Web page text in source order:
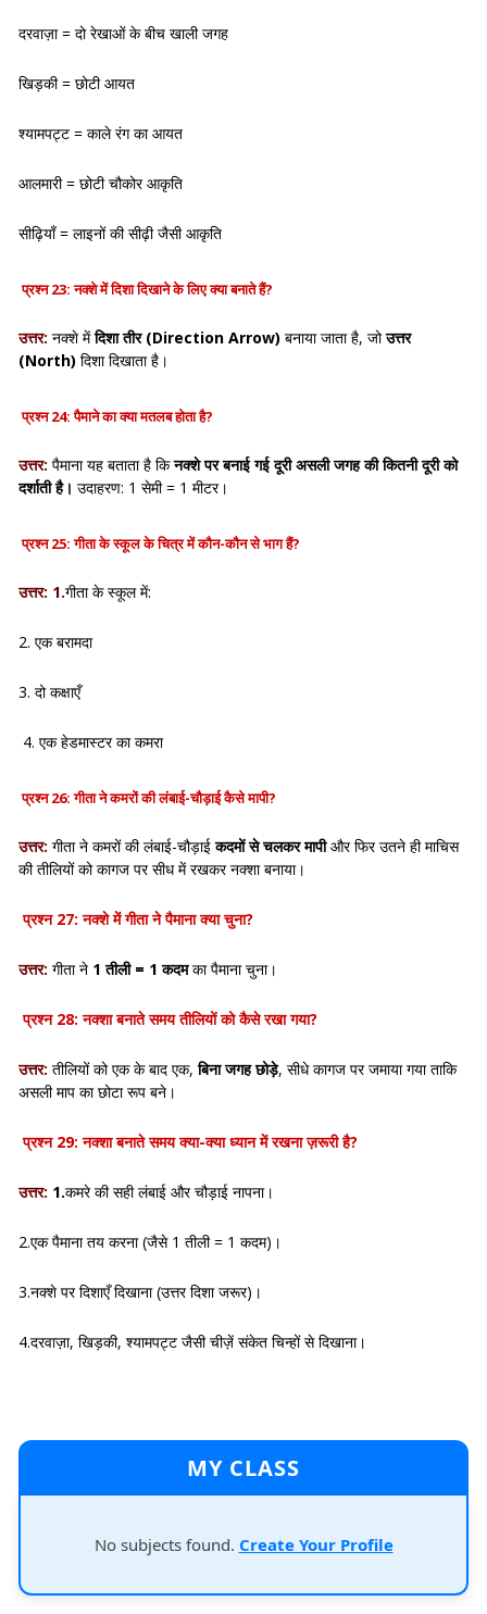
दरवाज़ा = दो रेखाओं के बीच खाली जगह
खिड़की = छोटी आयत
श्यामपट्ट = काले रंग का आयत
आलमारी = छोटी चौकोर आकृति
सीढ़ियाँ = लाइनों की सीढ़ी जैसी आकृति
प्रश्न 23: नक्शे में दिशा दिखाने के लिए क्या बनाते हैं?
उत्तर: नक्शे मेंदिशा तीर (Direction Arrow) बनाया जाता है, जोउत्तर
(North) दिशा दिखाता है।
प्रश्न 24: पैमाने का क्या मतलब होता है?
उत्तर: पैमाना यह बताता है किनक्शे पर बनाई गई दूरी असली जगह की कितनी दूरी को
दर्शाती है। उदाहरण: 1 सेमी = 1 मीटर।
प्रश्न 25: गीता के स्कूल के चित्र में कौन-कौन से भाग हैं?
उत्तर: 1.गीता के स्कूल में:
2. एक बरामदा
3. दो कक्षाएँ
4. एक हेडमास्टर का कमरा
प्रश्न 26: गीता ने कमरों की लंबाई-चौड़ाई कैसे मापी?
उत्तर: गीता ने कमरों की लंबाई-चौड़ाईकदमों से चलकर मापीऔर फिर उतने ही माचिस
की तीलियों को कागज पर सीध में रखकर नक्शा बनाया।
प्रश्न 27: नक्शे में गीता ने पैमाना क्या चुना?
उत्तर: गीता ने 1 तीली = 1 कदमका पैमाना चुना।
प्रश्न 28: नक्शा बनाते समय तीलियों को कैसे रखा गया?
उत्तर: तीलियों को एक के बाद एक,बिना जगह छोड़े, सीधे कागज पर जमाया गया ताकि
असली माप का छोटा रूप बने।
प्रश्न 29: नक्शा बनाते समय क्या-क्या ध्यान में रखना ज़रूरी है?
उत्तर: 1.कमरे की सही लंबाई और चौड़ाई नापना।
2.एक पैमाना तय करना (जैसे 1 तीली = 1 कदम)।
3.नक्शे पर दिशाएँ दिखाना (उत्तर दिशा जरूर)।
4.दरवाज़ा, खिड़की, श्यामपट्ट जैसी चीज़ें संकेत चिन्हों से दिखाना।
MY CLASS
No subjects found. Create Your Profile